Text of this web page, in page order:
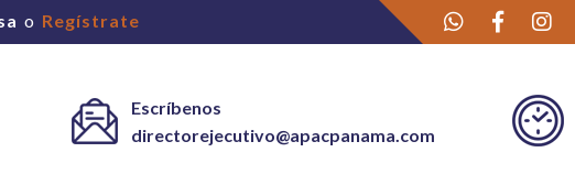
o Regístrate
Escríbenos
directorejecutivo@apacpanama.com